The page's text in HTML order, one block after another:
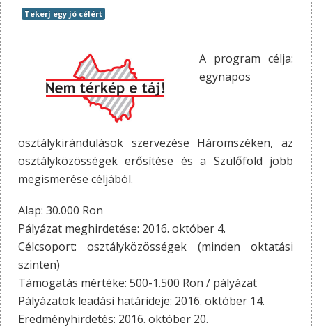
Tekerj egy jó célért
A program célja:
egynapos
osztálykirándulások szervezése Háromszéken, az
osztályközösségek erősítése és a Szülőföld jobb
megismerése céljából.
Alap: 30.000 Ron
Pályázat meghirdetése: 2016. október 4.
Célcsoport: osztályközösségek (minden oktatási
szinten)
Támogatás mértéke: 500-1.500 Ron / pályázat
Pályázatok leadási határideje: 2016. október 14.
Eredményhirdetés: 2016. október 20.